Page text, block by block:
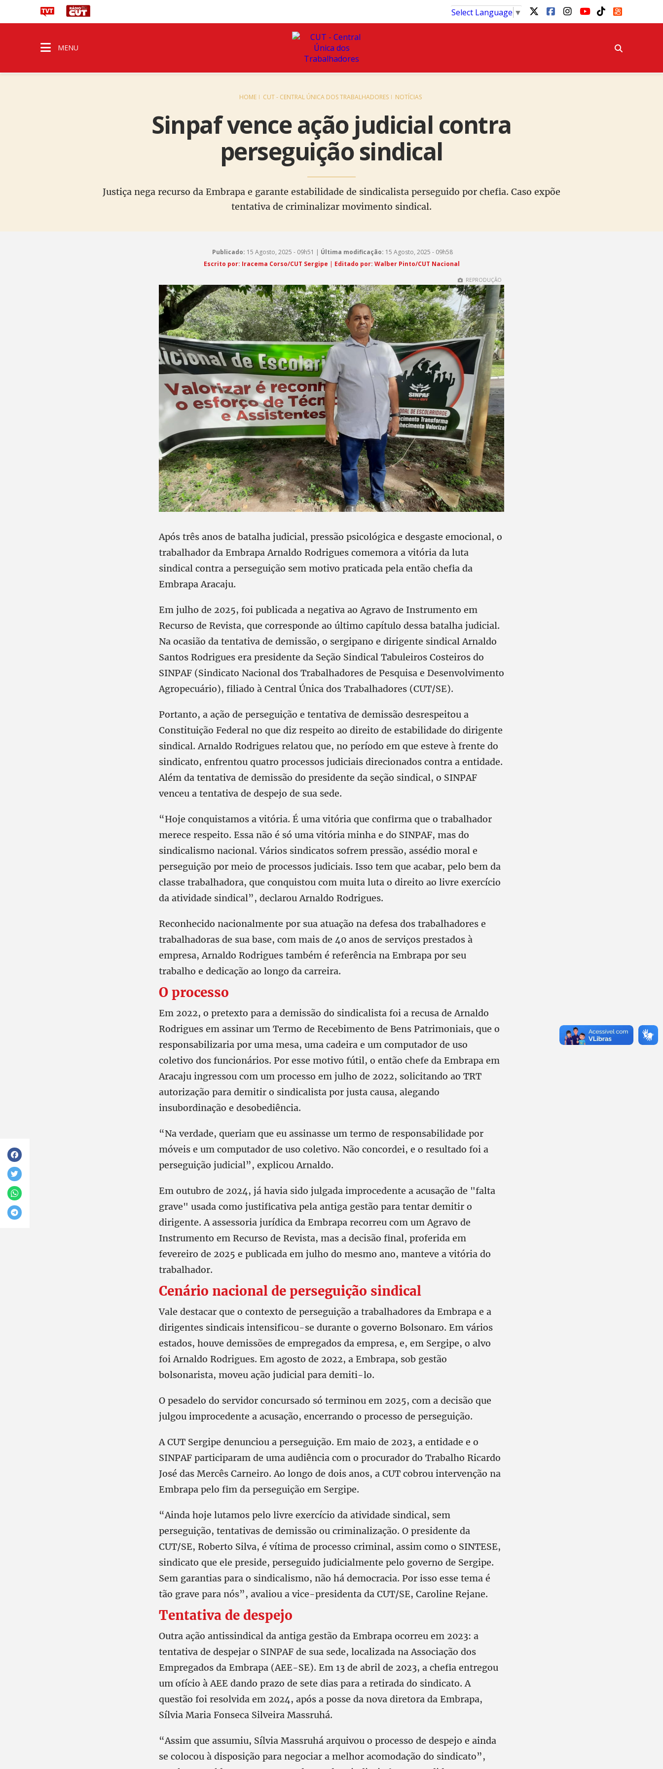
Select Language ▼
MENU
HOME CUT - CENTRAL ÚNICA DOS TRABALHADORES NOTÍCIAS
Sinpaf vence ação judicial contra
perseguição sindical
Justiça nega recurso da Embrapa e garante estabilidade de sindicalista perseguido por chefia. Caso expõe
tentativa de criminalizar movimento sindical.
Publicado: 15 Agosto, 2025 - 09h51 | Última modificação: 15 Agosto, 2025 - 09h58
Escrito por: Iracema Corso/CUT Sergipe | Editado por: Walber Pinto/CUT Nacional
REPRODUÇÃO
Após três anos de batalha judicial, pressão psicológica e desgaste emocional, o
trabalhador da Embrapa Arnaldo Rodrigues comemora a vitória da luta
sindical contra a perseguição sem motivo praticada pela então chefia da
Embrapa Aracaju.
Em julho de 2025, foi publicada a negativa ao Agravo de Instrumento em
Recurso de Revista, que corresponde ao último capítulo dessa batalha judicial.
Na ocasião da tentativa de demissão, o sergipano e dirigente sindical Arnaldo
Santos Rodrigues era presidente da Seção Sindical Tabuleiros Costeiros do
SINPAF (Sindicato Nacional dos Trabalhadores de Pesquisa e Desenvolvimento
Agropecuário), filiado à Central Única dos Trabalhadores (CUT/SE).
Portanto, a ação de perseguição e tentativa de demissão desrespeitou a
Constituição Federal no que diz respeito ao direito de estabilidade do dirigente
sindical. Arnaldo Rodrigues relatou que, no período em que esteve à frente do
sindicato, enfrentou quatro processos judiciais direcionados contra a entidade.
Além da tentativa de demissão do presidente da seção sindical, o SINPAF
venceu a tentativa de despejo de sua sede.
“Hoje conquistamos a vitória. É uma vitória que confirma que o trabalhador
merece respeito. Essa não é só uma vitória minha e do SINPAF, mas do
sindicalismo nacional. Vários sindicatos sofrem pressão, assédio moral e
perseguição por meio de processos judiciais. Isso tem que acabar, pelo bem da
classe trabalhadora, que conquistou com muita luta o direito ao livre exercício
da atividade sindical”, declarou Arnaldo Rodrigues.
Reconhecido nacionalmente por sua atuação na defesa dos trabalhadores e
trabalhadoras de sua base, com mais de 40 anos de serviços prestados à
empresa, Arnaldo Rodrigues também é referência na Embrapa por seu
trabalho e dedicação ao longo da carreira.
O processo
Em 2022, o pretexto para a demissão do sindicalista foi a recusa de Arnaldo
Rodrigues em assinar um Termo de Recebimento de Bens Patrimoniais, que o
responsabilizaria por uma mesa, uma cadeira e um computador de uso
coletivo dos funcionários. Por esse motivo fútil, o então chefe da Embrapa em
Aracaju ingressou com um processo em julho de 2022, solicitando ao TRT
autorização para demitir o sindicalista por justa causa, alegando
insubordinação e desobediência.
“Na verdade, queriam que eu assinasse um termo de responsabilidade por
móveis e um computador de uso coletivo. Não concordei, e o resultado foi a
perseguição judicial”, explicou Arnaldo.
Em outubro de 2024, já havia sido julgada improcedente a acusação de "falta
grave" usada como justificativa pela antiga gestão para tentar demitir o
dirigente. A assessoria jurídica da Embrapa recorreu com um Agravo de
Instrumento em Recurso de Revista, mas a decisão final, proferida em
fevereiro de 2025 e publicada em julho do mesmo ano, manteve a vitória do
trabalhador.
Cenário nacional de perseguição sindical
Vale destacar que o contexto de perseguição a trabalhadores da Embrapa e a
dirigentes sindicais intensificou-se durante o governo Bolsonaro. Em vários
estados, houve demissões de empregados da empresa, e, em Sergipe, o alvo
foi Arnaldo Rodrigues. Em agosto de 2022, a Embrapa, sob gestão
bolsonarista, moveu ação judicial para demiti-lo.
O pesadelo do servidor concursado só terminou em 2025, com a decisão que
julgou improcedente a acusação, encerrando o processo de perseguição.
A CUT Sergipe denunciou a perseguição. Em maio de 2023, a entidade e o
SINPAF participaram de uma audiência com o procurador do Trabalho Ricardo
José das Mercês Carneiro. Ao longo de dois anos, a CUT cobrou intervenção na
Embrapa pelo fim da perseguição em Sergipe.
“Ainda hoje lutamos pelo livre exercício da atividade sindical, sem
perseguição, tentativas de demissão ou criminalização. O presidente da
CUT/SE, Roberto Silva, é vítima de processo criminal, assim como o SINTESE,
sindicato que ele preside, perseguido judicialmente pelo governo de Sergipe.
Sem garantias para o sindicalismo, não há democracia. Por isso esse tema é
tão grave para nós”, avaliou a vice-presidenta da CUT/SE, Caroline Rejane.
Tentativa de despejo
Outra ação antissindical da antiga gestão da Embrapa ocorreu em 2023: a
tentativa de despejar o SINPAF de sua sede, localizada na Associação dos
Empregados da Embrapa (AEE-SE). Em 13 de abril de 2023, a chefia entregou
um ofício à AEE dando prazo de sete dias para a retirada do sindicato. A
questão foi resolvida em 2024, após a posse da nova diretora da Embrapa,
Sílvia Maria Fonseca Silveira Massruhá.
“Assim que assumiu, Sílvia Massruhá arquivou o processo de despejo e ainda
se colocou à disposição para negociar a melhor acomodação do sindicato”,